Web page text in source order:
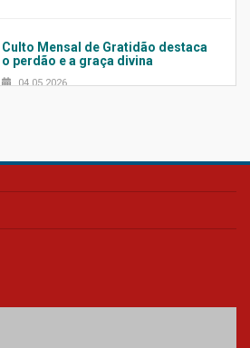
Culto Mensal de Gratidão destaca
o perdão e a graça divina
04.05.2026
Confira como foi o culto mensal